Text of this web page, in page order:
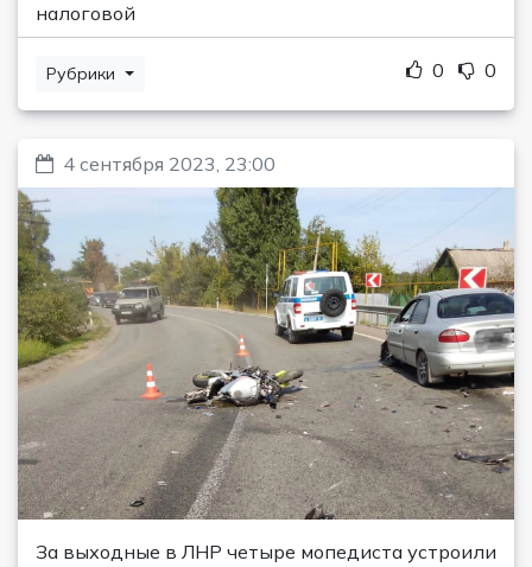
налоговой
Рубрики 0 0
4 сентября 2023, 23:00
За выходные в ЛНР четыре мопедиста устроили